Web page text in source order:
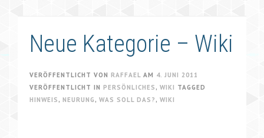
Neue Kategorie – Wiki
VERÖFFENTLICHT VON RAFFAEL AM 4. JUNI 2011
VERÖFFENTLICHT IN PERSÖNLICHES , WIKI TAGGED
HINWEIS , NEURUNG , WAS SOLL DAS? , WIKI